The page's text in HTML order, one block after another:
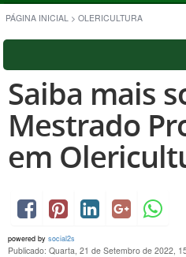
PÁGINA INICIAL > OLERICULTURA
Saiba mais
Mestrado
em
powered by social2s
Publicado: Quarta, 21 de Setembro de 2022,